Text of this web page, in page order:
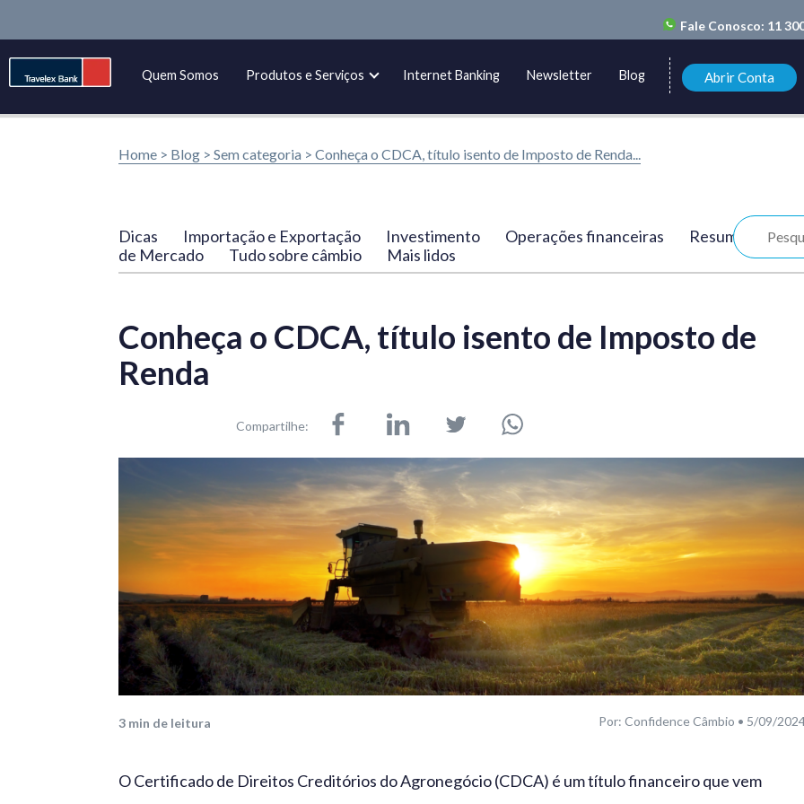
Fale Conosco: 11
Quem Somos Produtos e Serviços Internet Banking Newsletter Blog Abrir Conta
Home > Blog > Sem categoria > Conheça o CDCA, título isento de Imposto de Renda...
Dicas Importação e Exportação Investimento Operações financeiras
Resumo
de Mercado
Tudo sobre câmbio Mais lidos
Conheça o CDCA, título isento de Imposto de
Renda
Compartilhe:
3 min de leitura Por: Confidence Câmbio • 5/09/
O Certificado de Direitos Creditórios do Agronegócio (CDCA) é um título financeiro que vem